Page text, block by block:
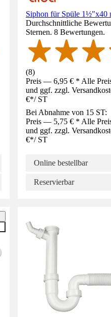
Siphon für Spüle 1½"x40
Durchschnittliche
Sternen. 8 Bewertungen.
(8)
Preis — 6,95 € * Alle
und ggf. zzgl.
€*/ ST
Bei Abnahme von 15 ST:
Preis — 5,75 € * Alle
und ggf. zzgl.
€*/ ST
Online bestellbar
Reservierbar